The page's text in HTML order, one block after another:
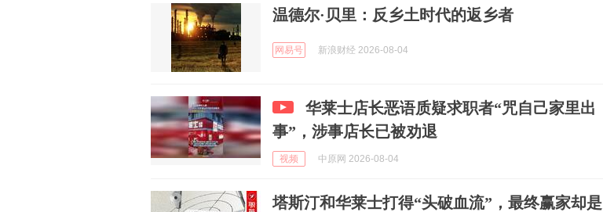
温德尔·贝里：反乡土时代的返乡者
网易号 新浪财经 2026-08-04
华莱士店长恶语质疑求职者“咒自己家里出
事”，涉事店长已被劝退
视频 中原网 2026-08-04
塔斯汀和华莱士打得“头破血流”，最终赢家却是